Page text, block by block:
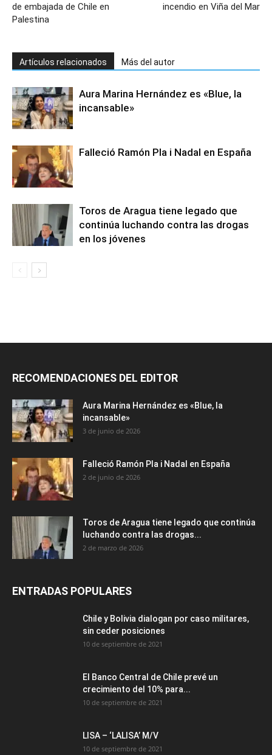
de embajada de Chile en
Palestina
incendio en Viña del Mar
Artículos relacionados Más del autor
Aura Marina Hernández es «Blue, la
incansable»
Falleció Ramón Pla i Nadal en España
Toros de Aragua tiene legado que
continúa luchando contra las drogas
en los jóvenes
RECOMENDACIONES DEL EDITOR
Aura Marina Hernández es «Blue, la
incansable»
3 de junio de 2026
Falleció Ramón Pla i Nadal en España
2 de junio de 2026
Toros de Aragua tiene legado que continúa
luchando contra las drogas...
2 de marzo de 2026
ENTRADAS POPULARES
Chile y Bolivia dialogan por caso militares,
sin ceder posiciones
10 de septiembre de 2021
El Banco Central de Chile prevé un
crecimiento del 10% para...
10 de septiembre de 2021
LISA – ‘LALISA’ M/V
10 de septiembre de 2021